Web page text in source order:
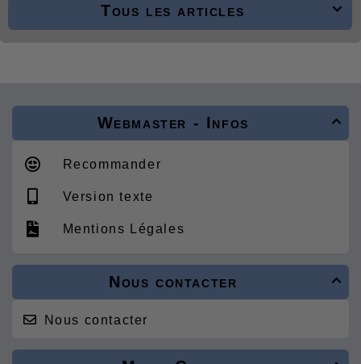

Tous les articles

Webmaster - Infos
Recommander
Version texte
Mentions Légales

Nous contacter
Nous contacter